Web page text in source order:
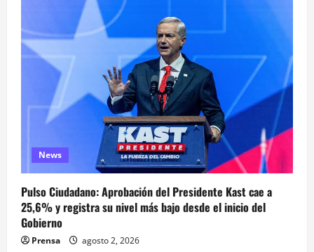
News
Pulso Ciudadano: Aprobación del Presidente Kast cae a
25,6% y registra su nivel más bajo desde el inicio del
Gobierno
Prensa agosto 2, 2026